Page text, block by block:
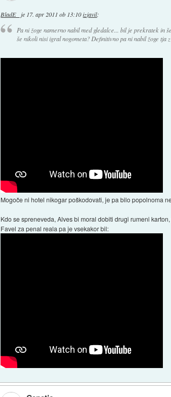
BladE_ je 17. apr 2011 ob 13:10 izjavil:
Pa ni žoge namerno nabil med gledalce... bil je prekratek in
še nikoli nisi igral nogometa? Definitivno pa ni nabil žoge tja z
Mogoče ni hotel nikogar poškodovati, je pa bilo popolnoma
Kdo se spreneveda, Alves bi moral dobiti drugi rumeni
Favel za penal reala pa je vsekakor bil: